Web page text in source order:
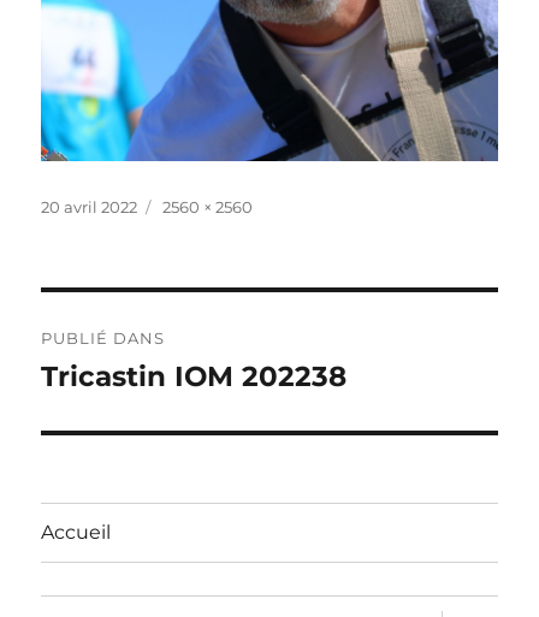
Publié
20 avril 2022
Taille
2560 × 2560
de
PUBLIÉ DANS
Tricastin IOM 202238
Accueil